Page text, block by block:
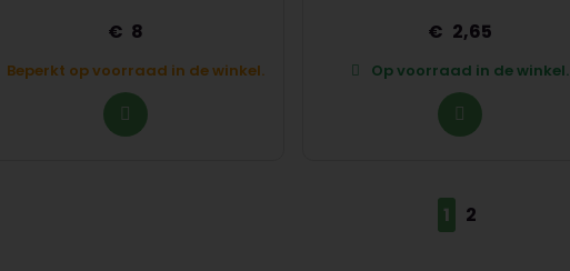
8
Beperkt op voorraad in de winkel.
2,65
Op voorraad in de winkel.
1 2